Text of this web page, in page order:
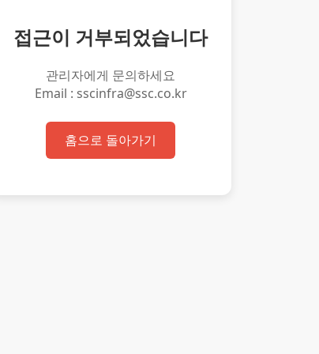
접근이 거부되었습니다
관리자에게 문의하세요
Email : sscinfra@ssc.co.kr
홈으로 돌아가기